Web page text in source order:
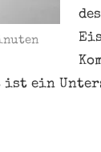
ist ein